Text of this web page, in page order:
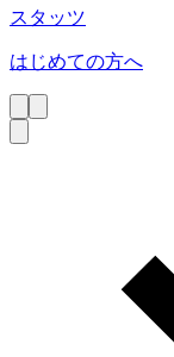
スタッツ
はじめての方へ